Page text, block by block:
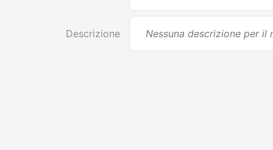
Descrizione Nessuna descrizione per il